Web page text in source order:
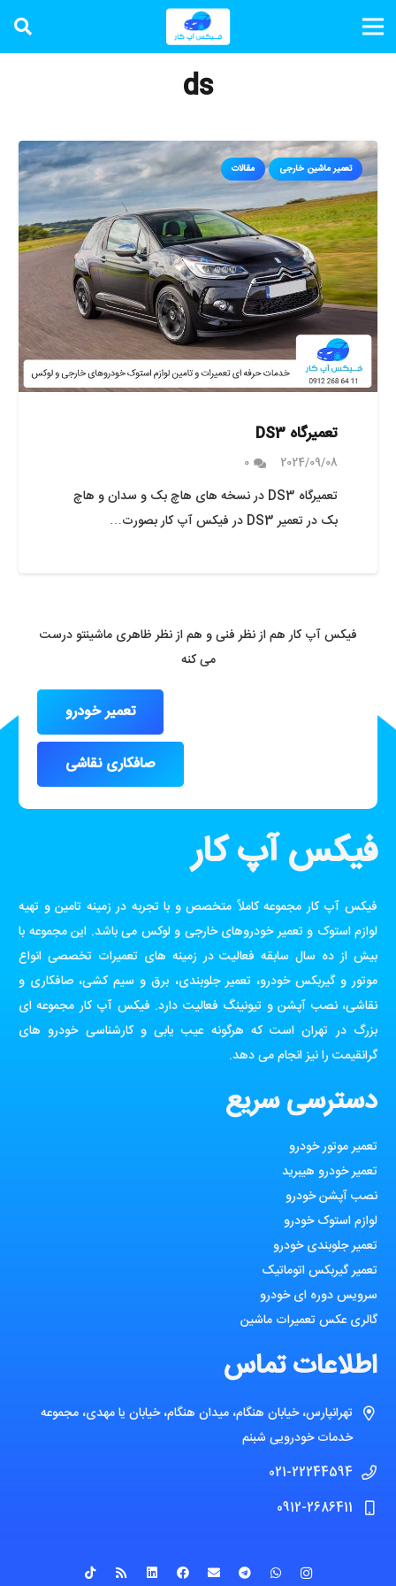
ds
تعمیر ماشین خارجی مقالات
تعمیرگاه DS3
2024/09/08
0
تعمیرگاه DS3 در نسخه های هاچ بک و سدان و هاچ
بک در تعمیر DS3 در فیکس آپ کار بصورت…
فیکس آپ کار هم از نظر فنی و هم از نظر ظاهری ماشینتو درست
می کنه
تعمیر خودرو
صافکاری نقاشی
فیکس آپ کار
فیکس آپ کار مجموعه کاملاً متخصص و با تجربه در زمینه تامین و تهیه
لوازم استوک و تعمیر خودروهای خارجی و لوکس می باشد. این مجموعه با
بیش از ده سال سابقه فعالیت در زمینه های تعمیرات تخصصی انواع
موتور و گیربکس خودرو، تعمیر جلوبندی، برق و سیم کشی، صافکاری و
نقاشی، نصب آپشن و تیونینگ فعالیت دارد. فیکس آپ کار مجموعه ای
بزرگ در تهران است که هرگونه عیب یابی و کارشناسی خودرو های
گرانقیمت را نیز انجام می دهد.
دسترسی سریع
تعمیر موتور خودرو
تعمیر خودرو هیبرید
نصب آپشن خودرو
لوازم استوک خودرو
تعمیر جلوبندی خودرو
تعمیر گیربکس اتوماتیک
سرویس دوره ای خودرو
گالری عکس تعمیرات ماشین
اطلاعات تماس
تهرانپارس، خیابان هنگام، میدان هنگام، خیابان یا مهدی، مجموعه
خدمات خودرویی شبنم
021-22244594
0912-2686411